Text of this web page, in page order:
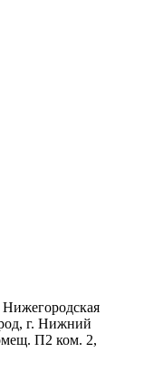
г. Нижний
П2 ком. 2,